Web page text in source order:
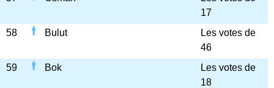
17
58
Bulut
Les votes de
46
59
Bok
Les votes de
18